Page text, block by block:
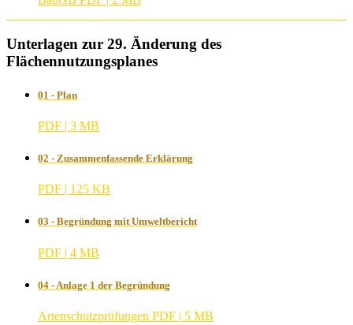
Unterlagen zur 29. Änderung des
Flächennutzungsplanes
01 - Plan
PDF | 3 MB
02 - Zusammenfassende Erklärung
PDF | 125 KB
03 - Begründung mit Umweltbericht
PDF | 4 MB
04 - Anlage 1 der Begründung
Artenschutzprüfungen PDF | 5 MB